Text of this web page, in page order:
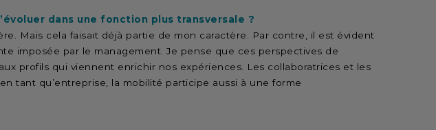
dans une fonction plus transversale ?
Mais cela faisait déjà partie de mon caractère. Par contre, il est évident
imposée par le management. Je pense que ces perspectives de
profils qui viennent enrichir nos expériences. Les collaboratrices et les
tant qu’entreprise, la mobilité participe aussi à une forme